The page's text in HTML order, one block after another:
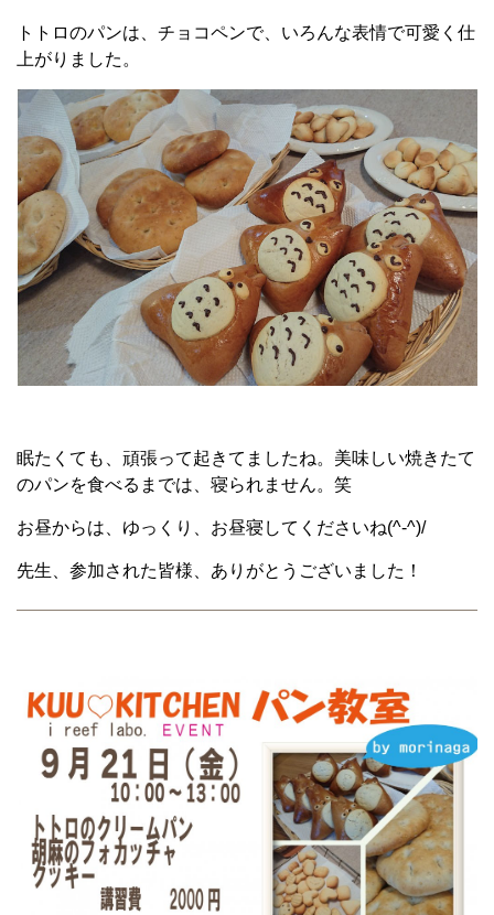
トトロのパンは、チョコペンで、いろんな表情で可愛く仕
上がりました。
眠たくても、頑張って起きてましたね。美味しい焼きたて
のパンを食べるまでは、寝られません。笑
お昼からは、ゆっくり、お昼寝してくださいね(^-^)/
先生、参加された皆様、ありがとうございました！